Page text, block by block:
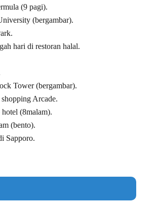
(9 pagi).
(bergambar).
hari di restoran halal.
Tower (bergambar).
Arcade.
(8malam).
(bento).
Sapporo.